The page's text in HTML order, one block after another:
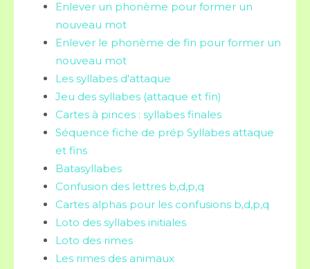
Enlever un phonème pour former un
nouveau mot
Enlever le phonème de fin pour former un
nouveau mot
Les syllabes d'attaque
Jeu des syllabes (attaque et fin)
Cartes à pinces : syllabes finales
Séquence fiche de prép Syllabes attaque
et fins
Batasyllabes
Confusion des lettres b,d,p,q
Cartes alphas pour les confusions b,d,p,q
Loto des syllabes initiales
Loto des rimes
Les rimes des animaux